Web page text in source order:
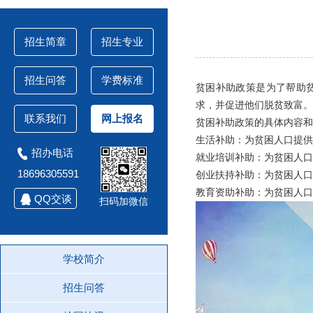
招生简章 招生专业
招生问答 学费标准
联系我们 网上报名
招办电话
18696305591
QQ交谈 扫码加微信
学校简介
招生问答
贫困补助政策是为了帮助
求，并促进他们脱贫致富。
贫困补助政策的具体内容
生活补助：为贫困人口提
就业培训补助：为贫困人
创业扶持补助：为贫困人
教育资助补助：为贫困人